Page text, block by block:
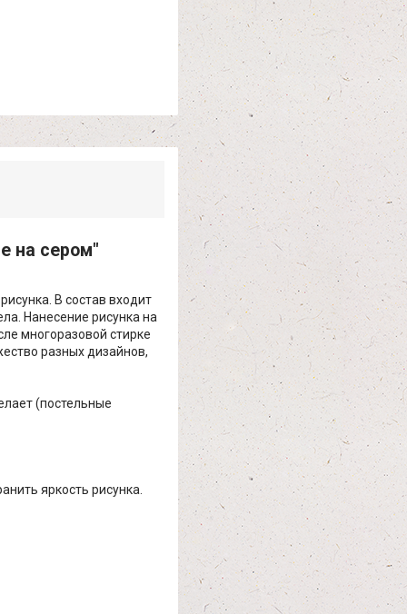
на сером"
В состав входит
Нанесение рисунка на
многоразовой стирке
разных дизайнов,
(постельные
яркость рисунка.